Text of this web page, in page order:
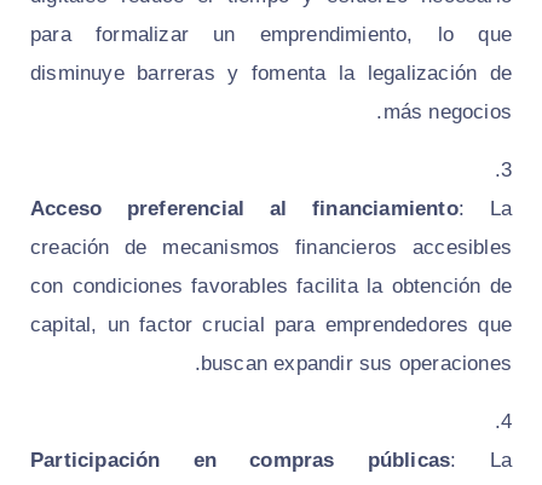
para formalizar un emprendimiento, lo que
disminuye barreras y fomenta la legalización de
más negocios.
Acceso preferencial al financiamiento: La
creación de mecanismos financieros accesibles
con condiciones favorables facilita la obtención de
capital, un factor crucial para emprendedores que
buscan expandir sus operaciones.
Participación en compras públicas: La